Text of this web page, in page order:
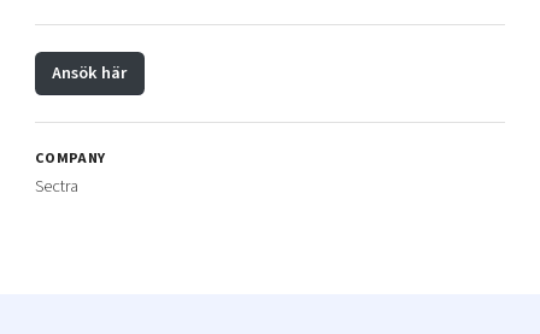
Ansök här
COMPANY
Sectra